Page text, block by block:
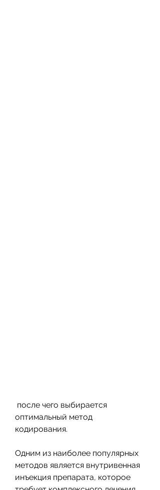
оптимальный метод
кодирования.
Одним из наиболее популярных
методов является внутривенная
инъекция препарата, которое